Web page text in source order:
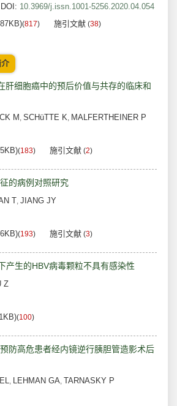
DOI: 10.3969/j.issn.1001-5256.2020.04.054
(817) 施引文献 (38)
肝细胞癌中的预后价值与共存的临床和
M , SCHüTTE K, MALFERTHEINER P
(183) 施引文献 (2)
的病例对照研究
T, JIANG JY
(193) 施引文献 (3)
产生的HBV病毒颗粒不具有感染性
Z
(100)
防高危患者经内镜逆行胰胆管造影术后
, LEHMAN GA, TARNASKY P